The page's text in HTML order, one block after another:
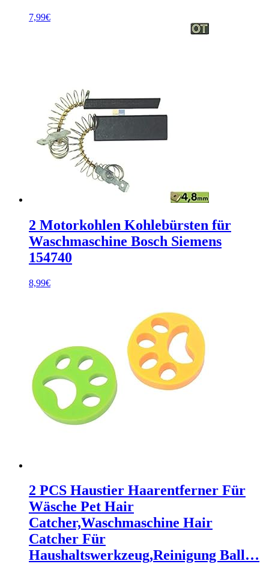
7,99€
2 Motorkohlen Kohlebürsten für
Waschmaschine Bosch Siemens
154740
8,99€
2 PCS Haustier Haarentferner Für
Wäsche Pet Hair
Catcher,Waschmaschine Hair
Catcher Für
Haushaltswerkzeug,Reinigung Ball…